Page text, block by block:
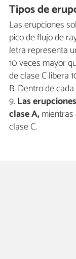
Tipos de
Las erupciones
pico de flujo de
letra representa
10 veces mayor
de clase C libera
B. Dentro de
9. Las
clase A,
clase C.